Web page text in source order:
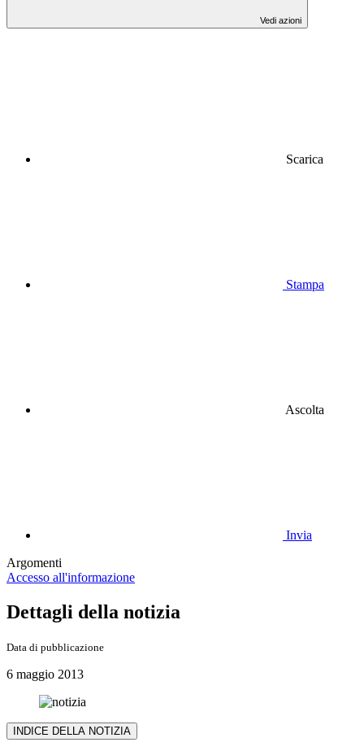
Vedi azioni
Scarica
Stampa
Ascolta
Invia
Argomenti
Accesso all'informazione
Dettagli della notizia
Data di pubblicazione
6 maggio 2013
INDICE DELLA NOTIZIA